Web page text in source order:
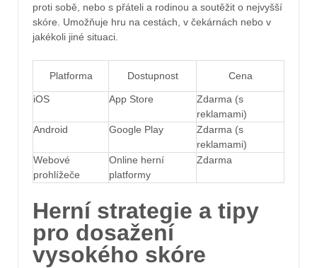
proti sobě, nebo s přáteli a rodinou a soutěžit o nejvyšší
skóre. Umožňuje hru na cestách, v čekárnách nebo v
jakékoli jiné situaci.
Platforma Dostupnost Cena
iOS App Store
Zdarma (s
reklamami)
Android
Google Play
Zdarma (s
reklamami)
Webové
prohlížeče
Online herní
platformy
Zdarma
Herní strategie a tipy
pro dosažení
vysokého skóre